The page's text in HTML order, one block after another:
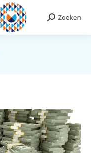
Search:Zoeken